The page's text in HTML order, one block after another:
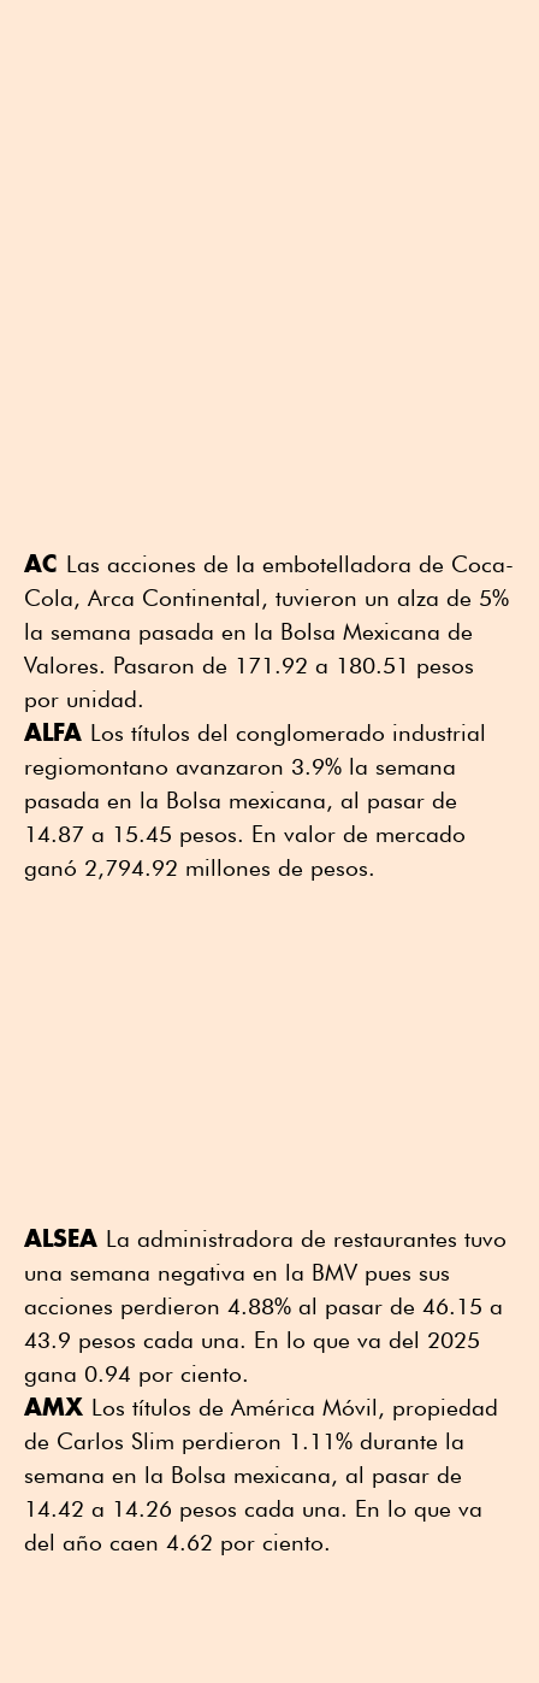
AC Las acciones de la embotelladora de Coca-
Cola, Arca Continental, tuvieron un alza de 5%
la semana pasada en la Bolsa Mexicana de
Valores. Pasaron de 171.92 a 180.51 pesos
por unidad.
ALFA Los títulos del conglomerado industrial
regiomontano avanzaron 3.9% la semana
pasada en la Bolsa mexicana, al pasar de
14.87 a 15.45 pesos. En valor de mercado
ganó 2,794.92 millones de pesos.
ALSEA La administradora de restaurantes tuvo
una semana negativa en la BMV pues sus
acciones perdieron 4.88% al pasar de 46.15 a
43.9 pesos cada una. En lo que va del 2025
gana 0.94 por ciento.
AMX Los títulos de América Móvil, propiedad
de Carlos Slim perdieron 1.11% durante la
semana en la Bolsa mexicana, al pasar de
14.42 a 14.26 pesos cada una. En lo que va
del año caen 4.62 por ciento.